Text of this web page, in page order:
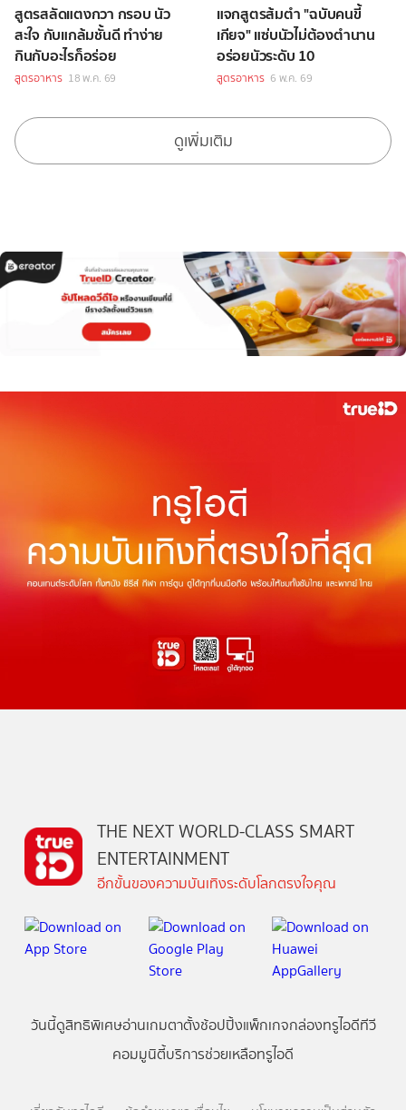
สูตรสลัดแตงกวา กรอบ นัว
สะใจ กับแกล้มชั้นดี ทำง่าย
กินกับอะไรก็อร่อย
สูตรอาหาร 18 พ.ค. 69
แจกสูตรส้มตำ "ฉบับคนขี้
เกียจ" แซ่บนัวไม่ต้องตำนาน
อร่อยนัวระดับ 10
สูตรอาหาร 6 พ.ค. 69
ดูเพิ่มเติม
THE NEXT WORLD-CLASS SMART
ENTERTAINMENT
อีกขั้นของความบันเทิงระดับโลกตรงใจคุณ
วันนี้ดูสิทธิพิเศษอ่านเกมตาตั้งช้อปปิ้งแพ็กเกจกล่องทรูไอดีทีวี
คอมมูนิตี้บริการช่วยเหลือทรูไอดี